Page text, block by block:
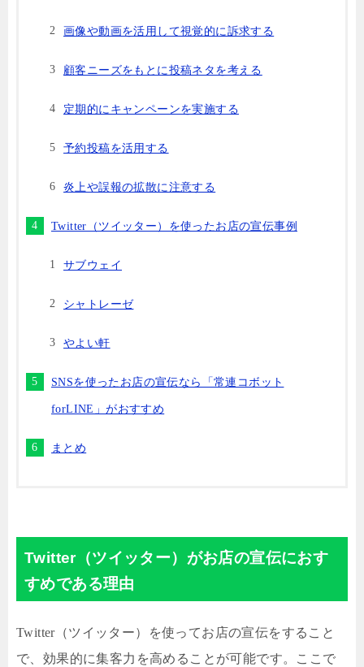
画像や動画を活用して視覚的に訴求する
顧客ニーズをもとに投稿ネタを考える
定期的にキャンペーンを実施する
予約投稿を活用する
炎上や誤報の拡散に注意する
Twitter（ツイッター）を使ったお店の宣伝事例
サブウェイ
シャトレーゼ
やよい軒
SNSを使ったお店の宣伝なら「常連コボット
forLINE」がおすすめ
まとめ
Twitter（ツイッター）がお店の宣伝におす
すめである理由
Twitter（ツイッター）を使ってお店の宣伝をすること
で、効果的に集客力を高めることが可能です。ここで